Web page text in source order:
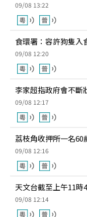
09/08 13:22
食環署：容許狗隻入
09/08 12:20
李家超指政府會不斷
09/08 12:17
荔枝角收押所一名60
09/08 12:16
天文台截至上午11時
09/08 12:14